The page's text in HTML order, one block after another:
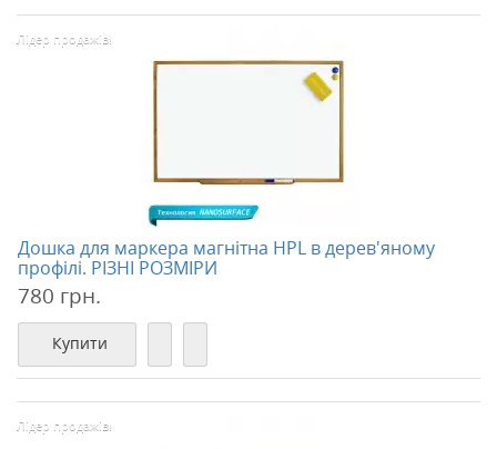
Лідер продажів!
Дошка для маркера магнітна HPL в дерев'яному
профілі. РІЗНІ РОЗМІРИ
780 грн.
Купити
Лідер продажів!